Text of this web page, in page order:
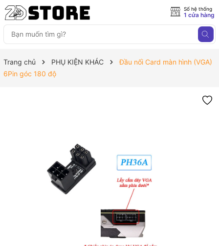
Số hệ thống
1 cửa hàng
Trang chủ PHỤ KIỆN KHÁC
Đầu nối Card màn hình (VGA)
6Pin góc 180 độ